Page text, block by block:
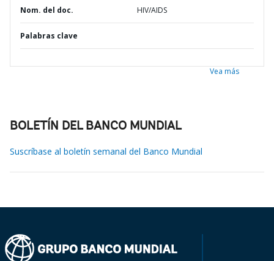
Nom. del doc. HIV/AIDS
Palabras clave
Vea más
BOLETÍN DEL BANCO MUNDIAL
Suscríbase al boletín semanal del Banco Mundial